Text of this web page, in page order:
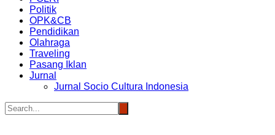
Politik
OPK&CB
Pendidikan
Olahraga
Traveling
Pasang Iklan
Jurnal
Jurnal Socio Cultura Indonesia